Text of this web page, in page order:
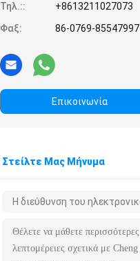
Τηλ.::
+8613211027073
Φαξ:
86-0769-85547997
Επικοινωνία
Στείλτε Μας Μήνυμα